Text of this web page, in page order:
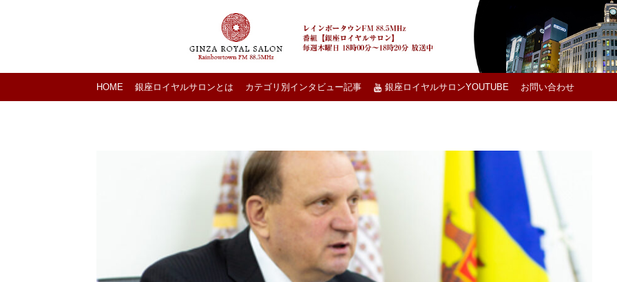
HOME 銀座ロイヤルサロンとは カテゴリ別インタビュー記事 銀座ロイヤルサロンYOUTUBE お問い合わせ